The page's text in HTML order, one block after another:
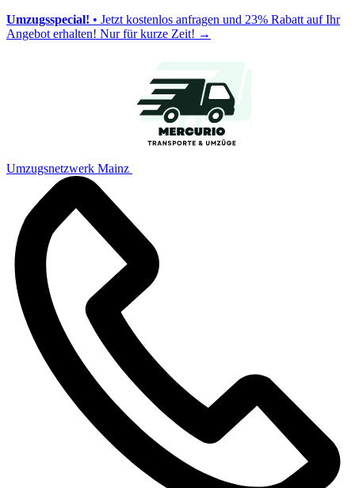
Umzugsspecial! • Jetzt kostenlos anfragen und 23% Rabatt auf Ihr
Angebot erhalten! Nur für kurze Zeit! →
Umzugsnetzwerk Mainz